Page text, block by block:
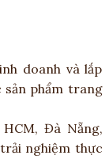
doanh và lắp
sản phẩm trang
Đà Nẵng,
trải nghiệm thực